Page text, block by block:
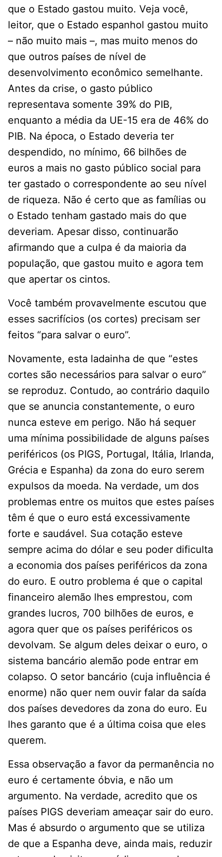
que o Estado gastou muito. Veja você,
leitor, que o Estado espanhol gastou muito
– não muito mais –, mas muito menos do
que outros países de nível de
desenvolvimento econômico semelhante.
Antes da crise, o gasto público
representava somente 39% do PIB,
enquanto a média da UE-15 era de 46% do
PIB. Na época, o Estado deveria ter
despendido, no mínimo, 66 bilhões de
euros a mais no gasto público social para
ter gastado o correspondente ao seu nível
de riqueza. Não é certo que as famílias ou
o Estado tenham gastado mais do que
deveriam. Apesar disso, continuarão
afirmando que a culpa é da maioria da
população, que gastou muito e agora tem
que apertar os cintos.
Você também provavelmente escutou que
esses sacrifícios (os cortes) precisam ser
feitos “para salvar o euro”.
Novamente, esta ladainha de que “estes
cortes são necessários para salvar o euro”
se reproduz. Contudo, ao contrário daquilo
que se anuncia constantemente, o euro
nunca esteve em perigo. Não há sequer
uma mínima possibilidade de alguns países
periféricos (os PIGS, Portugal, Itália, Irlanda,
Grécia e Espanha) da zona do euro serem
expulsos da moeda. Na verdade, um dos
problemas entre os muitos que estes países
têm é que o euro está excessivamente
forte e saudável. Sua cotação esteve
sempre acima do dólar e seu poder dificulta
a economia dos países periféricos da zona
do euro. E outro problema é que o capital
financeiro alemão lhes emprestou, com
grandes lucros, 700 bilhões de euros, e
agora quer que os países periféricos os
devolvam. Se algum deles deixar o euro, o
sistema bancário alemão pode entrar em
colapso. O setor bancário (cuja influência é
enorme) não quer nem ouvir falar da saída
dos países devedores da zona do euro. Eu
lhes garanto que é a última coisa que eles
querem.
Essa observação a favor da permanência no
euro é certamente óbvia, e não um
argumento. Na verdade, acredito que os
países PIGS deveriam ameaçar sair do euro.
Mas é absurdo o argumento que se utiliza
de que a Espanha deve, ainda mais, reduzir